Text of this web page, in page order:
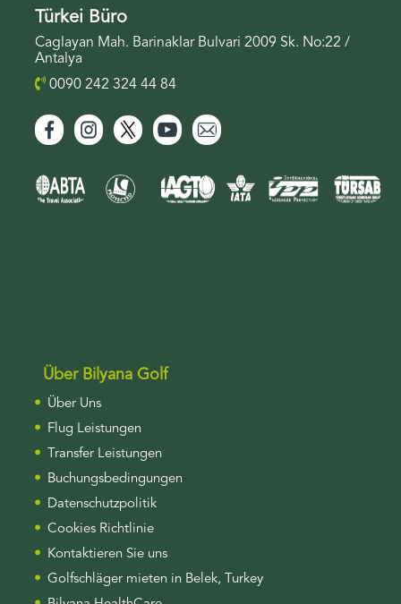
Türkei Büro
Caglayan Mah. Barinaklar Bulvari 2009 Sk. No:22 /
Antalya
0090 242 324 44 84
Über Bilyana Golf
Über Uns
Flug Leistungen
Transfer Leistungen
Buchungsbedingungen
Datenschutzpolitik
Cookies Richtlinie
Kontaktieren Sie uns
Golfschläger mieten in Belek, Turkey